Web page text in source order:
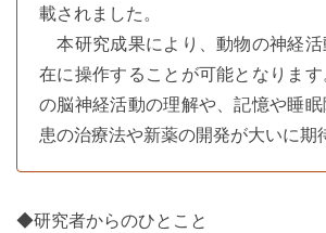
載されました。
本研究成果により、動物の神経
在に操作することが可能となりま
の脳神経活動の理解や、記憶や睡
患の治療法や新薬の開発が大いに期
◆研究者からのひとこと